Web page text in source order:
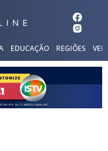
EDUCAÇÃO REGIÕES